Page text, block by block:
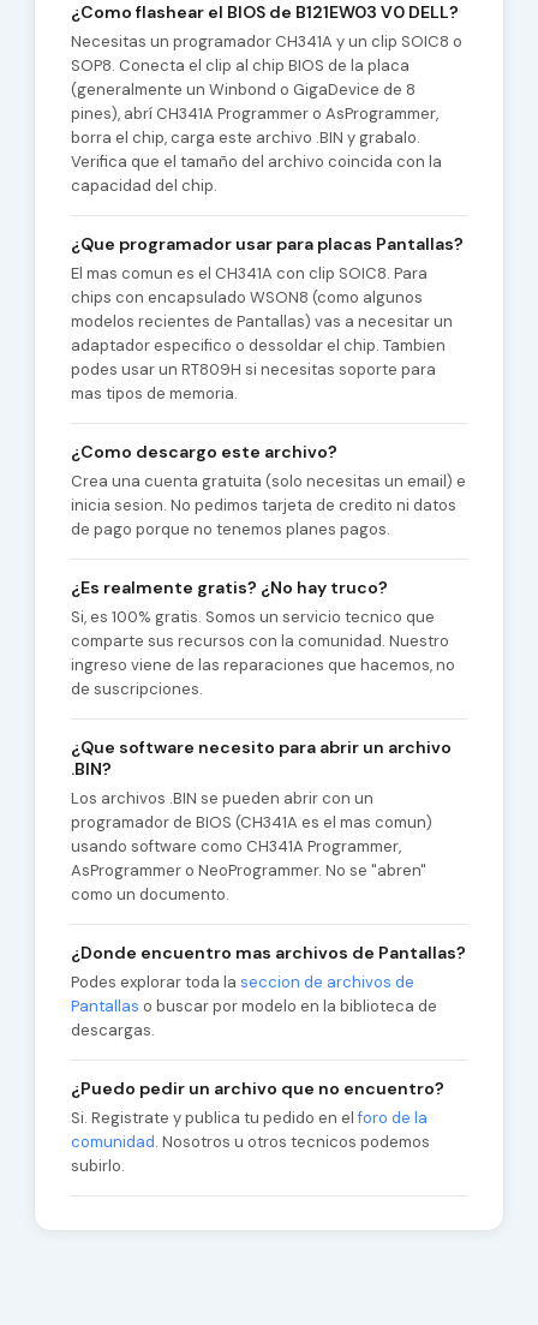
¿Como flashear el BIOS de B121EW03 V0 DELL?
Necesitas un programador CH341A y un clip SOIC8 o
SOP8. Conecta el clip al chip BIOS de la placa
(generalmente un Winbond o GigaDevice de 8
pines), abrí CH341A Programmer o AsProgrammer,
borra el chip, carga este archivo .BIN y grabalo.
Verifica que el tamaño del archivo coincida con la
capacidad del chip.
¿Que programador usar para placas Pantallas?
El mas comun es el CH341A con clip SOIC8. Para
chips con encapsulado WSON8 (como algunos
modelos recientes de Pantallas) vas a necesitar un
adaptador especifico o dessoldar el chip. Tambien
podes usar un RT809H si necesitas soporte para
mas tipos de memoria.
¿Como descargo este archivo?
Crea una cuenta gratuita (solo necesitas un email) e
inicia sesion. No pedimos tarjeta de credito ni datos
de pago porque no tenemos planes pagos.
¿Es realmente gratis? ¿No hay truco?
Si, es 100% gratis. Somos un servicio tecnico que
comparte sus recursos con la comunidad. Nuestro
ingreso viene de las reparaciones que hacemos, no
de suscripciones.
¿Que software necesito para abrir un archivo
.BIN?
Los archivos .BIN se pueden abrir con un
programador de BIOS (CH341A es el mas comun)
usando software como CH341A Programmer,
AsProgrammer o NeoProgrammer. No se "abren"
como un documento.
¿Donde encuentro mas archivos de Pantallas?
Podes explorar toda la seccion de archivos de
Pantallas o buscar por modelo en la biblioteca de
descargas.
¿Puedo pedir un archivo que no encuentro?
Si. Registrate y publica tu pedido en elforo de la
comunidad. Nosotros u otros tecnicos podemos
subirlo.